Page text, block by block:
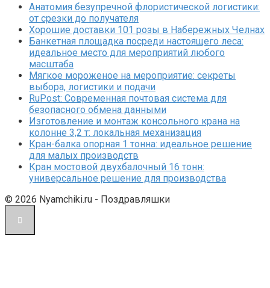
Анатомия безупречной флористической логистики:
от срезки до получателя
Хорошие доставки 101 розы в Набережных Челнах
Банкетная площадка посреди настоящего леса:
идеальное место для мероприятий любого
масштаба
Мягкое мороженое на мероприятие: секреты
выбора, логистики и подачи
RuPost: Современная почтовая система для
безопасного обмена данными
Изготовление и монтаж консольного крана на
колонне 3,2 т: локальная механизация
Кран-балка опорная 1 тонна: идеальное решение
для малых производств
Кран мостовой двухбалочный 16 тонн:
универсальное решение для производства
© 2026 Nyamchiki.ru - Поздравляшки